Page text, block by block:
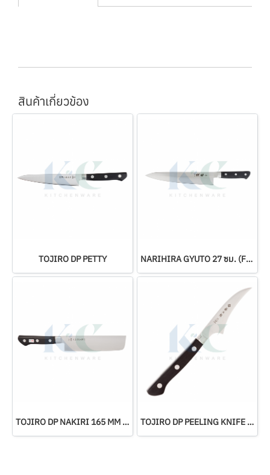
สินค้าเกี่ยวข้อง
TOJIRO DP PETTY NARIHIRA GYUTO 27 ซม. (FC-45)
TOJIRO DP NAKIRI 165 MM (F-502) TOJIRO DP PEELING KNIFE 70 MM (F-799)